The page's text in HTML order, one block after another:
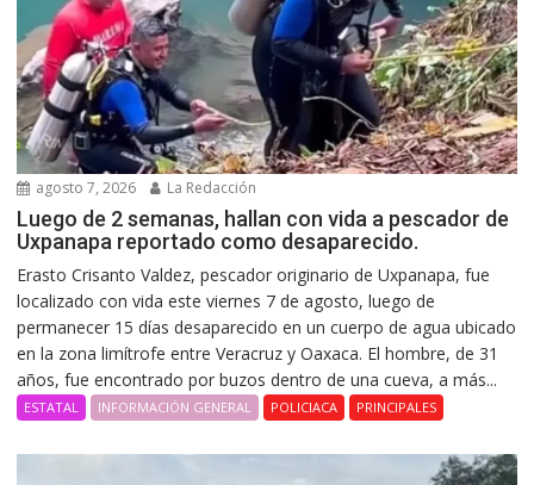
agosto 7, 2026 La Redacción
Luego de 2 semanas, hallan con vida a pescador de
Uxpanapa reportado como desaparecido.
Erasto Crisanto Valdez, pescador originario de Uxpanapa, fue
localizado con vida este viernes 7 de agosto, luego de
permanecer 15 días desaparecido en un cuerpo de agua ubicado
en la zona limítrofe entre Veracruz y Oaxaca. El hombre, de 31
años, fue encontrado por buzos dentro de una cueva, a más...
ESTATAL INFORMACIÓN GENERAL POLICIACA PRINCIPALES